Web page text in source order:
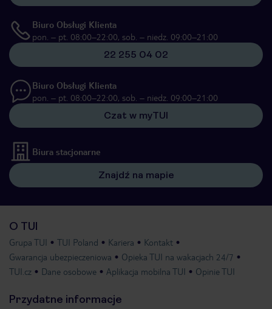
Biuro Obsługi Klienta
pon. – pt. 08:00–22:00, sob. – niedz. 09:00–21:00
22 255 04 02
Biuro Obsługi Klienta
pon. – pt. 08:00–22:00, sob. – niedz. 09:00–21:00
Czat w myTUI
Biura stacjonarne
Znajdź na mapie
O TUI
Grupa TUI TUI Poland Kariera
Kontakt
Gwarancja ubezpieczeniowa
Opieka TUI na wakacjach 24/7
TUI.cz
Dane osobowe Aplikacja mobilna TUI Opinie TUI
Przydatne informacje